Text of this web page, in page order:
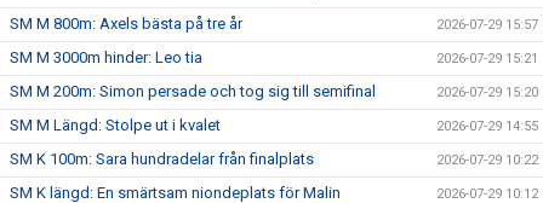
SM M 800m: Axels bästa på tre år 2026-07-29 15:57
SM M 3000m hinder: Leo tia 2026-07-29 15:21
SM M 200m: Simon persade och tog sig till semifinal 2026-07-29 15:20
SM M Längd: Stolpe ut i kvalet 2026-07-29 14:55
SM K 100m: Sara hundradelar från finalplats 2026-07-29 10:22
SM K längd: En smärtsam niondeplats för Malin 2026-07-29 10:12